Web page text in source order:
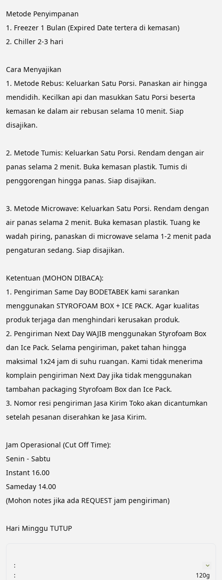
Metode Penyimpanan
1. Freezer 1 Bulan (Expired Date tertera di kemasan)
2. Chiller 2-3 hari
Cara Menyajikan
1. Metode Rebus: Keluarkan Satu Porsi. Panaskan air hingga
mendidih. Kecilkan api dan masukkan Satu Porsi beserta
kemasan ke dalam air rebusan selama 10 menit. Siap
disajikan.
2. Metode Tumis: Keluarkan Satu Porsi. Rendam dengan air
panas selama 2 menit. Buka kemasan plastik. Tumis di
penggorengan hingga panas. Siap disajikan.
3. Metode Microwave: Keluarkan Satu Porsi. Rendam dengan
air panas selama 2 menit. Buka kemasan plastik. Tuang ke
wadah piring, panaskan di microwave selama 1-2 menit pada
pengaturan sedang. Siap disajikan.
Ketentuan (MOHON DIBACA):
1. Pengiriman Same Day BODETABEK kami sarankan
menggunakan STYROFOAM BOX + ICE PACK. Agar kualitas
produk terjaga dan menghindari kerusakan produk.
2. Pengiriman Next Day WAJIB menggunakan Styrofoam Box
dan Ice Pack. Selama pengiriman, paket tahan hingga
maksimal 1x24 jam di suhu ruangan. Kami tidak menerima
komplain pengiriman Next Day jika tidak menggunakan
tambahan packaging Styrofoam Box dan Ice Pack.
3.⁠ ⁠Nomor resi pengiriman Jasa Kirim Toko akan dicantumkan
setelah pesanan diserahkan ke Jasa Kirim.
Jam Operasional (Cut Off Time):
Senin - Sabtu
Instant 16.00
Sameday 14.00
(Mohon notes jika ada REQUEST jam pengiriman)
Hari Minggu TUTUP
:
:
120g